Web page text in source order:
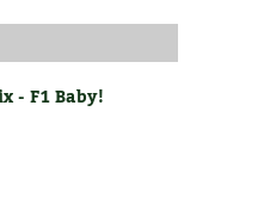
- F1 Baby!